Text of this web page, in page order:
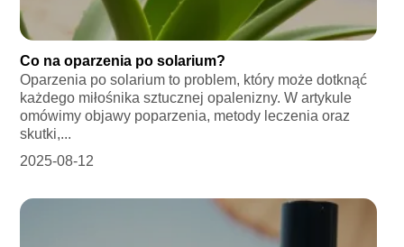
Co na oparzenia po solarium?
Oparzenia po solarium to problem, który może dotknąć
każdego miłośnika sztucznej opalenizny. W artykule
omówimy objawy poparzenia, metody leczenia oraz
skutki,...
2025-08-12